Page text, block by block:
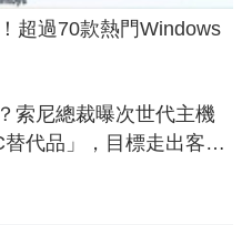
超過70款熱門Windows
索尼總裁曝次世代主機
替代品」，目標走出客
桌面